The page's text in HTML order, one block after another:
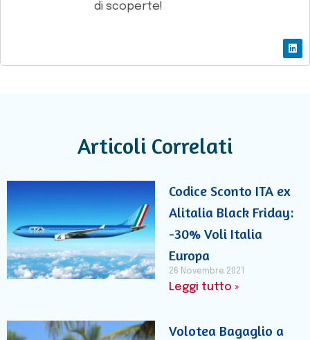
di scoperte!
Articoli Correlati
Codice Sconto ITA ex
Alitalia Black Friday:
-30% Voli Italia
Europa
26 Novembre 2021
Leggi tutto »
Volotea Bagaglio a